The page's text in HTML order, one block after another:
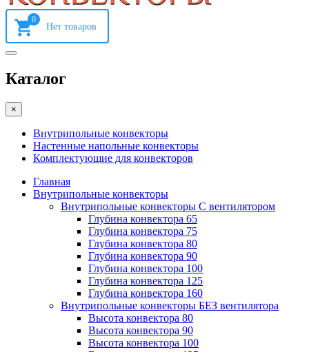
0
Каталог
×
Внутрипольные конвекторы
Настенные напольные конвекторы
Комплектующие для конвекторов
Главная
Внутрипольные конвекторы
Внутрипольные конвекторы С вентилятором
Глубина конвектора 65
Глубина конвектора 75
Глубина конвектора 80
Глубина конвектора 90
Глубина конвектора 100
Глубина конвектора 125
Глубина конвектора 160
Внутрипольные конвекторы БЕЗ вентилятора
Высота конвектора 80
Высота конвектора 90
Высота конвектора 100